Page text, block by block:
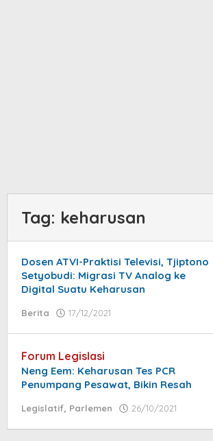
Tag: keharusan
Dosen ATVI-Praktisi Televisi, Tjiptono
Setyobudi: Migrasi TV Analog ke
Digital Suatu Keharusan
Berita 17/12/2021
Forum Legislasi
Neng Eem: Keharusan Tes PCR
Penumpang Pesawat, Bikin Resah
Legislatif, Parlemen 26/10/2021